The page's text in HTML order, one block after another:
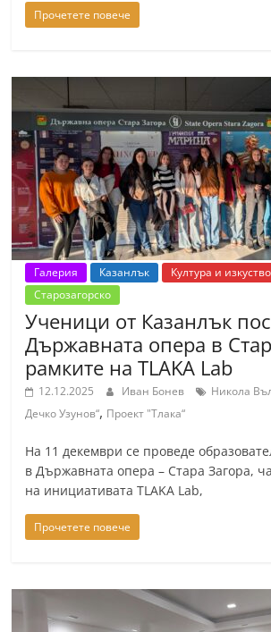
Прочетете повече
Галерия Казанлък Култура и изкуство
Старозагорско
Ученици от Казанлък
Държавната опера в
рамките на TLAKA Lab
12.12.2025 Иван Бонев Никола
Дечко Узунов“, Проект "Тлака“
На 11 декември се проведе
в Държавната опера – Стара Загора,
на инициативата TLAKA Lab,
Прочетете повече